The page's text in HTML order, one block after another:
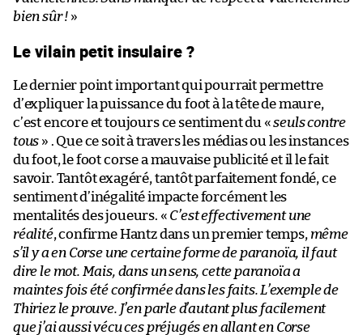
bien sûr ! »
Le vilain petit insulaire ?
Le dernier point important qui pourrait permettre
d’expliquer la puissance du foot à la tête de maure,
c’est encore et toujours ce sentiment du «seuls contre
tous » . Que ce soit à travers les médias ou les instances
du foot, le foot corse a mauvaise publicité et il le fait
savoir. Tantôt exagéré, tantôt parfaitement fondé, ce
sentiment d’inégalité impacte forcément les
mentalités des joueurs. « C’est effectivement une
réalité, confirme Hantz dans un premier temps, même
s’il y a en Corse une certaine forme de paranoïa, il faut
dire le mot. Mais, dans un sens, cette paranoïa a
maintes fois été confirmée dans les faits. L’exemple de
Thiriez le prouve. J’en parle d’autant plus facilement
que j’ai aussi vécu ces préjugés en allant en Corse